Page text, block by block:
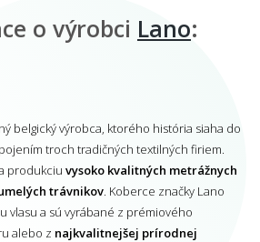
o výrobci Lano:
belgický výrobca, ktorého história siaha do
troch tradičných textilných firiem.
produkciu vysoko kvalitných metrážnych
trávnikov. Koberce značky Lano
vlasu a sú vyrábané z prémiového
alebo z najkvalitnejšej prírodnej